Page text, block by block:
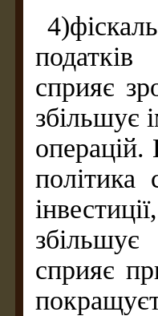
сприяє
збільшує
політика
сприяє